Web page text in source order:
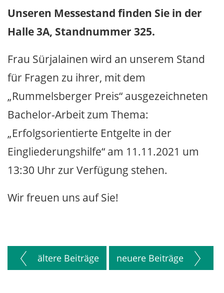
Unseren Messestand finden Sie in der
Halle 3A, Standnummer 325.
Frau Sürjalainen wird an unserem Stand
für Fragen zu ihrer, mit dem
„Rummelsberger Preis“ ausgezeichneten
Bachelor-Arbeit zum Thema:
„Erfolgsorientierte Entgelte in der
Eingliederungshilfe“ am 11.11.2021 um
13:30 Uhr zur Verfügung stehen.
Wir freuen uns auf Sie!
ältere Beiträge neuere Beiträge